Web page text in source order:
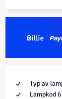
Typ av
Lampkod